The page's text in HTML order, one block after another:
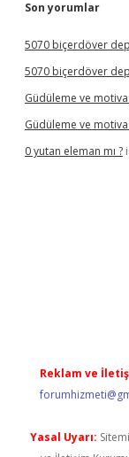
Son yorumlar
5070 biçerdöver
5070 biçerdöver
Güdüleme ve
Güdüleme ve
0 yutan eleman mı ?
Reklam ve
Yasal Uyarı: